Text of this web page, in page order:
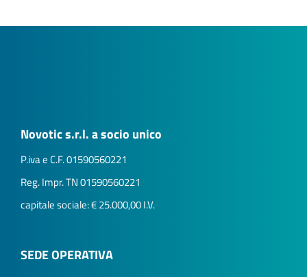
Novotic s.r.l. a socio unico
P.iva e C.F. 01590560221
Reg. Impr. TN 01590560221
capitale sociale: € 25.000,00 I.V.
SEDE OPERATIVA